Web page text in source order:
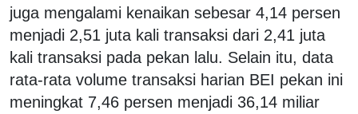
juga mengalami kenaikan sebesar 4,14 persen
menjadi 2,51 juta kali transaksi dari 2,41 juta
kali transaksi pada pekan lalu. Selain itu, data
rata-rata volume transaksi harian BEI pekan ini
meningkat 7,46 persen menjadi 36,14 miliar